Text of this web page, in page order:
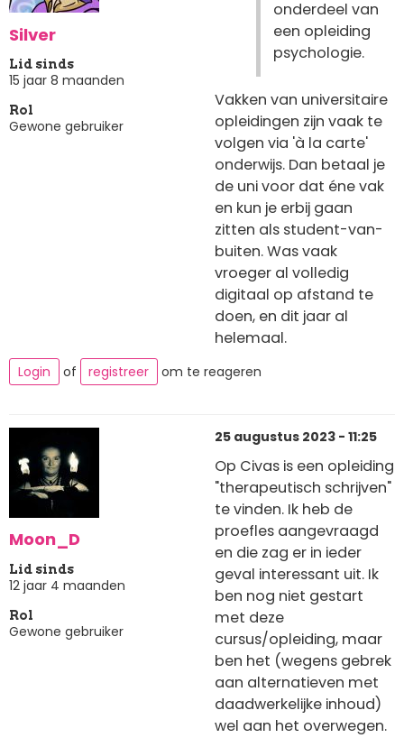
Silver
Lid sinds
15 jaar 8 maanden
Rol
Gewone gebruiker
onderdeel van
een opleiding
psychologie.
Vakken van universitaire
opleidingen zijn vaak te
volgen via 'à la carte'
onderwijs. Dan betaal je
de uni voor dat éne vak
en kun je erbij gaan
zitten als student-van-
buiten. Was vaak
vroeger al volledig
digitaal op afstand te
doen, en dit jaar al
helemaal.
Login of registreer om te reageren
Moon_D
Lid sinds
12 jaar 4 maanden
Rol
Gewone gebruiker
25 augustus 2023 - 11:25
Op Civas is een opleiding
"therapeutisch schrijven"
te vinden. Ik heb de
proefles aangevraagd
en die zag er in ieder
geval interessant uit. Ik
ben nog niet gestart
met deze
cursus/opleiding, maar
ben het (wegens gebrek
aan alternatieven met
daadwerkelijke inhoud)
wel aan het overwegen.